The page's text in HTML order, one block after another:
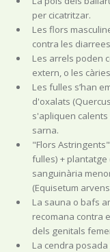
per cicatritzar.
Les flors
contra les
Les arrels poden
extern, o les
Les fulles s’han
d'oxalats
s'apliquen
sarna.
"Flors
fulles) + plantatge
sanguinària
(Equisetum
La sauna o bafs
recomana contra
dels genitals
La cendra